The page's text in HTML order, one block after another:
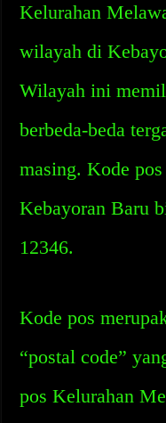
Kelurahan
wilayah di
Wilayah ini
berbeda-beda
masing. Kode
Kebayoran Baru
12346.
Kode pos
“postal code”
pos Kelurahan